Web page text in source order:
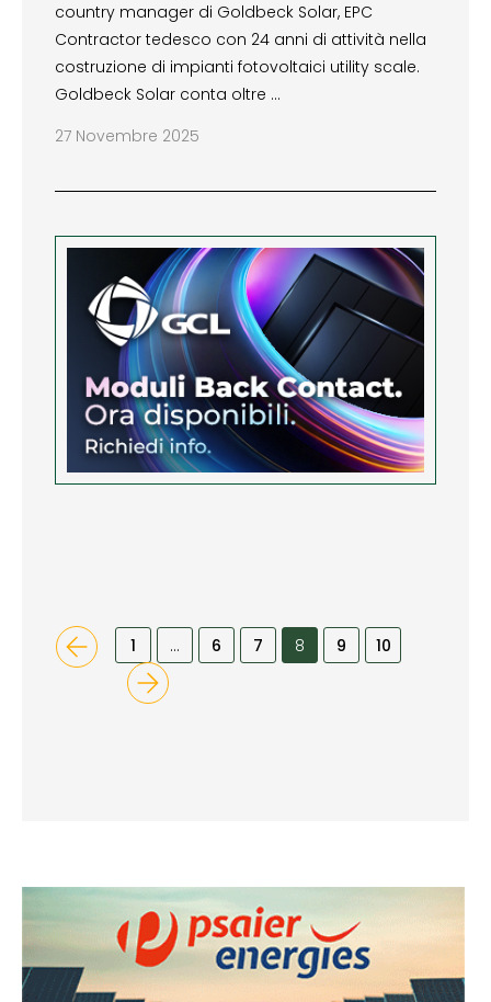
country manager di Goldbeck Solar, EPC
Contractor tedesco con 24 anni di attività nella
costruzione di impianti fotovoltaici utility scale.
Goldbeck Solar conta oltre …
27 Novembre 2025
1 … 6 7 8 9 10